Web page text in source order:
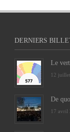
DERNIERS
Le
12
De
17 avril